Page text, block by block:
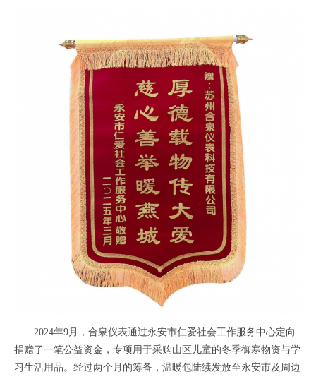
2024年9月，合泉仪表通过永安市仁爱社会工作服务中心定向
捐赠了一笔公益资金，专项用于采购山区儿童的冬季御寒物资与学
习生活用品。经过两个月的筹备，温暖包陆续发放至永安市及周边